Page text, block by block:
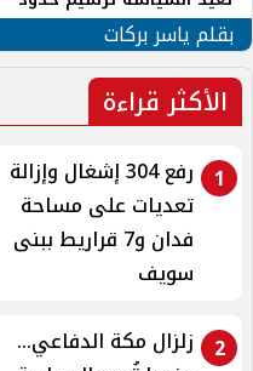
الأمن القومي العربي
بقلم ياسر بركات
الأكثر قراءة
1
رفع 304 إشغال وإزالة
تعديات على مساحة
فدان و7 قراريط ببنى
سويف
2
زلزال مكة الدفاعي...